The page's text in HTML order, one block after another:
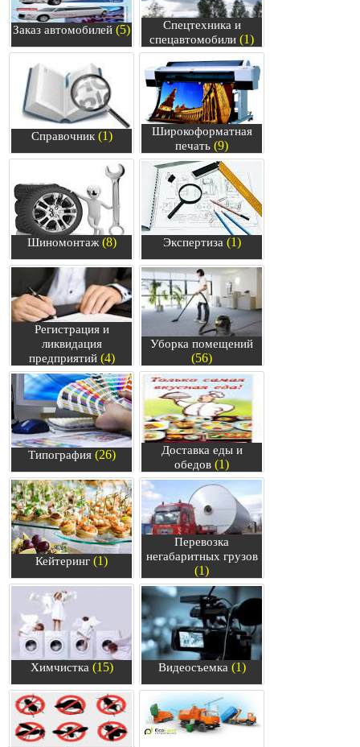
Заказ автомобилей (5)
Спецтехника и
спецавтомобили (1)
Справочник(1)
Широкоформатная
печать (9)
Шиномонтаж(8) Экспертиза (1)
Регистрация и
ликвидация
предприятий(4)
Уборка помещений
(56)
Типография(26)
Доставка еды и
обедов (1)
Кейтеринг (1)
Перевозка
негабаритных грузов
(1)
Химчистка (15) Видеосъемка (1)